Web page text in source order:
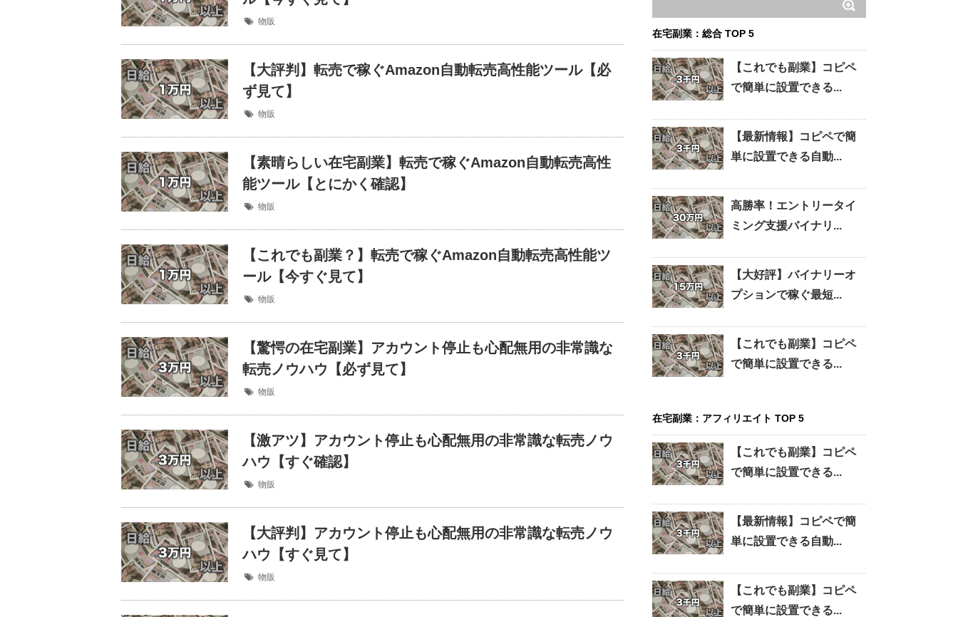
物販
【大評判】転売で稼ぐAmazon自動転売高性能ツール【必
ず見て】
物販
【素晴らしい在宅副業】転売で稼ぐAmazon自動転売高性
能ツール【とにかく確認】
物販
【これでも副業？】転売で稼ぐAmazon自動転売高性能ツ
ール【今すぐ見て】
物販
【驚愕の在宅副業】アカウント停止も心配無用の非常識な
転売ノウハウ【必ず見て】
物販
【激アツ】アカウント停止も心配無用の非常識な転売ノウ
ハウ【すぐ確認】
物販
【大評判】アカウント停止も心配無用の非常識な転売ノウ
ハウ【すぐ見て】
物販
在宅副業：総合 TOP 5
【これでも副業】コピペ
で簡単に設置できる...
【最新情報】コピペで簡
単に設置できる自動...
高勝率！エントリータイ
ミング支援バイナリ...
【大好評】バイナリーオ
プションで稼ぐ最短...
【これでも副業】コピペ
で簡単に設置できる...
在宅副業：アフィリエイト TOP 5
【これでも副業】コピペ
で簡単に設置できる...
【最新情報】コピペで簡
単に設置できる自動...
【これでも副業】コピペ
で簡単に設置できる...